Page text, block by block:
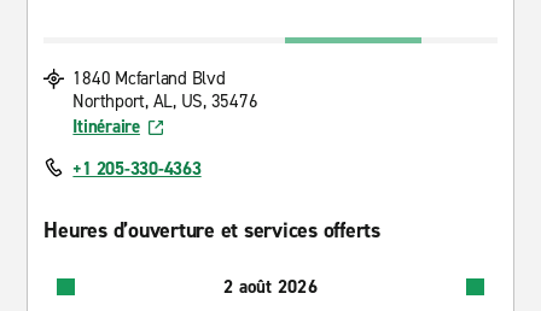
1840 Mcfarland Blvd
Northport, AL, US, 35476
Itinéraire
+1 205-330-4363
Heures d’ouverture et services offerts
2 août 2026